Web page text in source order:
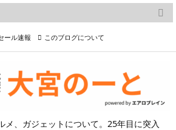
メ、ガジェットについて。25年目に突入

メニュー

検索
ール速報 このブログについて